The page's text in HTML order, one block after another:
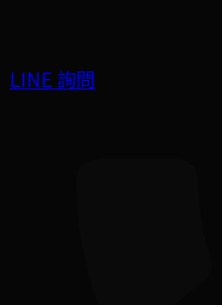
LINE 詢問